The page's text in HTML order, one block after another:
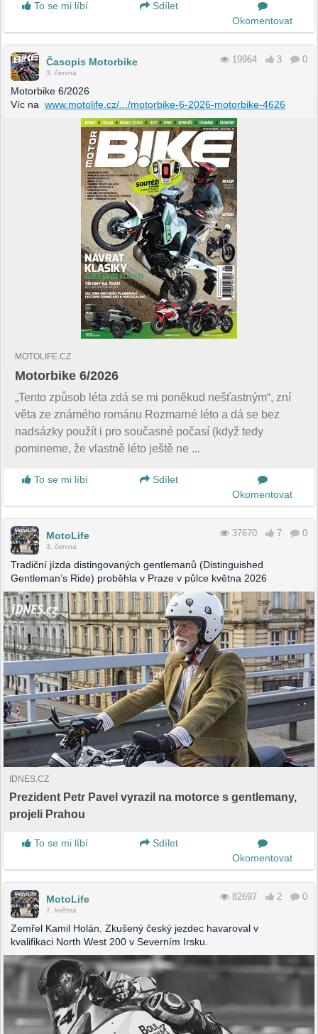
To se mi líbí
Sdílet
Okomentovat
Časopis Motorbike
3. června
19964 3 0
Motorbike 6/2026
Víc na www.motolife.cz/.../motorbike-6-2026-motorbike-4626
MOTOLIFE.CZ
Motorbike 6/2026
„Tento způsob léta zdá se mi poněkud nešťastným“, zní
věta ze známého románu Rozmarné léto a dá se bez
nadsázky použít i pro současné počasí (když tedy
pomineme, že vlastně léto ještě ne ...
To se mi líbí
Sdílet
Okomentovat
MotoLife
3. června
37670 7 0
Tradiční jízda distingovaných gentlemanů (Distinguished
Gentleman’s Ride) proběhla v Praze v půlce května 2026
IDNES.CZ
Prezident Petr Pavel vyrazil na motorce s gentlemany,
projeli Prahou
To se mi líbí
Sdílet
Okomentovat
MotoLife
7. května
82697 2 0
Zemřel Kamil Holán. Zkušený český jezdec havaroval v
kvalifikaci North West 200 v Severním Irsku.